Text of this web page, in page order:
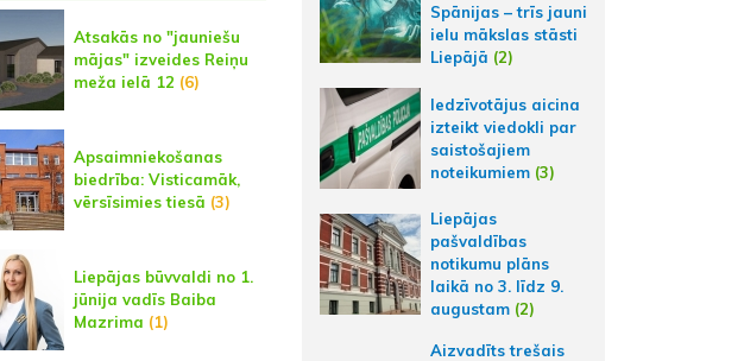
Atsakās no "jauniešu
mājas" izveides Reiņu
meža ielā 12 (6)
Apsaimniekošanas
biedrība: Visticamāk,
vērsīsimies tiesā (3)
Liepājas būvvaldi no 1.
jūnija vadīs Baiba
Mazrima (1)
Spānijas – trīs jauni
ielu mākslas stāsti
Liepājā (2)
Iedzīvotājus aicina
izteikt viedokli par
saistošajiem
noteikumiem (3)
Liepājas
pašvaldības
notikumu plāns
laikā no 3. līdz 9.
augustam (2)
Aizvadīts trešais